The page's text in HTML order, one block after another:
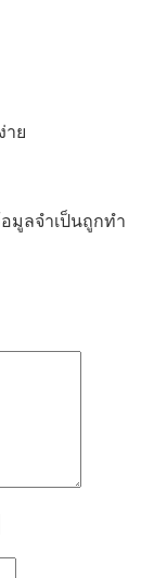
าย
มูลจำเป็นถูกทำ